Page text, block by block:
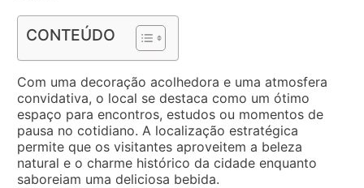
CONTEÚDO
Com uma decoração acolhedora e uma atmosfera
convidativa, o local se destaca como um ótimo
espaço para encontros, estudos ou momentos de
pausa no cotidiano. A localização estratégica
permite que os visitantes aproveitem a beleza
natural e o charme histórico da cidade enquanto
saboreiam uma deliciosa bebida.